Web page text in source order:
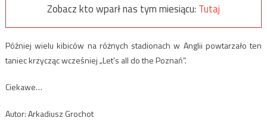
Zobacz kto wparł nas tym miesiącu: Tutaj
Później wielu kibiców na różnych stadionach w Anglii powtarzało ten
taniec krzycząc wcześniej „Let’s all do the Poznań”.
Ciekawe…
Autor: Arkadiusz Grochot